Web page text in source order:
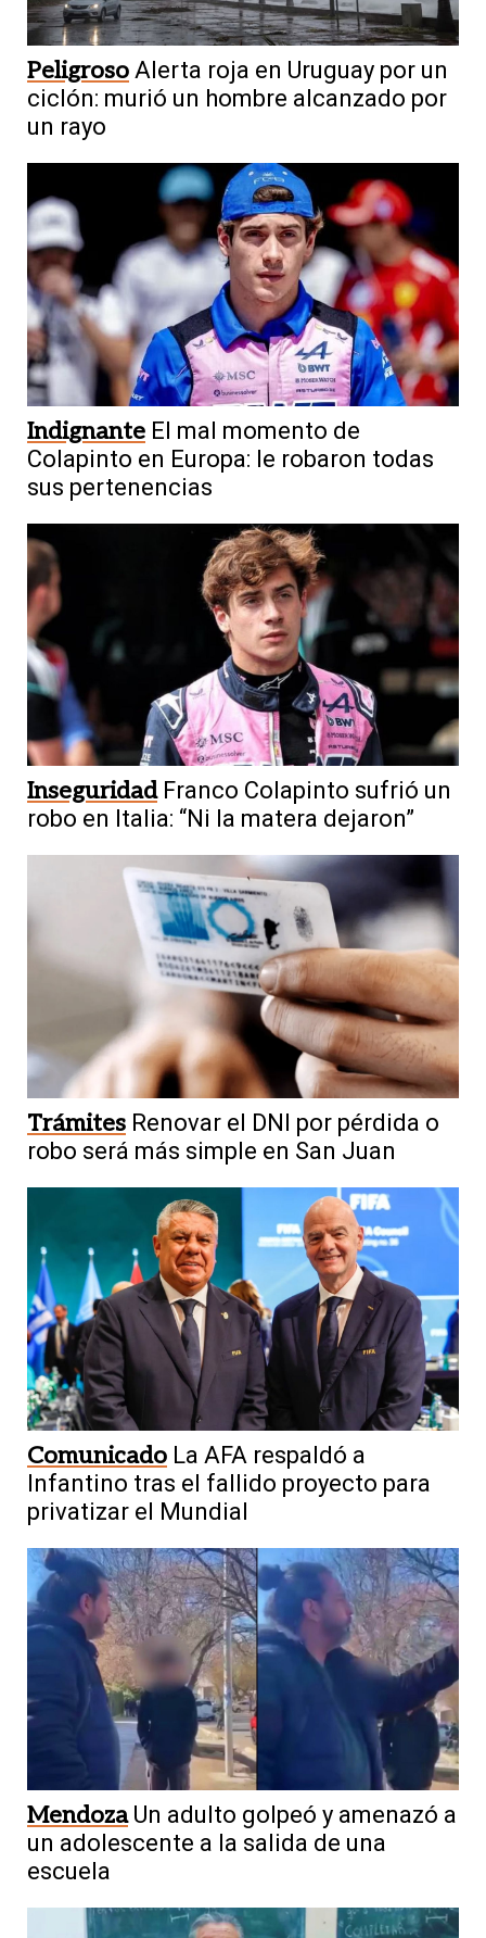
Peligroso Alerta roja en Uruguay por un
ciclón: murió un hombre alcanzado por
un rayo
Indignante El mal momento de
Colapinto en Europa: le robaron todas
sus pertenencias
Inseguridad Franco Colapinto sufrió un
robo en Italia: “Ni la matera dejaron”
Trámites Renovar el DNI por pérdida o
robo será más simple en San Juan
Comunicado La AFA respaldó a
Infantino tras el fallido proyecto para
privatizar el Mundial
Mendoza Un adulto golpeó y amenazó a
un adolescente a la salida de una
escuela